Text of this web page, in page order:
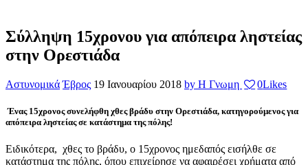
Σύλληψη 15χρονου για απόπειρα ληστείας
στην Ορεστιάδα
Αστυνομικά Έβρος 19 Ιανουαρίου 2018 by Η Γνωμη 0Likes
Ένας 15χρονος συνελήφθη χθες βράδυ στην Ορεστιάδα, κατηγορούμενος για
απόπειρα ληστείας σε κατάστημα της πόλης!
Ειδικότερα, χθες το βράδυ, ο 15χρονος ημεδαπός εισήλθε σε
κατάστημα της πόλης, όπου επιχείρησε να αφαιρέσει χρήματα από